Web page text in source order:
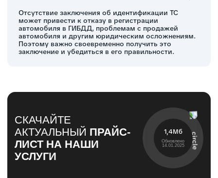
Отсутствие заключения об идентификации ТС
может привести к отказу в регистрации
автомобиля в ГИБДД, проблемам с продажей
автомобиля и другим юридическим осложнениям.
Поэтому важно своевременно получить это
заключение и убедиться в его правильности.
СКАЧАЙТЕ
АКТУАЛЬНЫЙ ПРАЙС-
ЛИСТ НА НАШИ
УСЛУГИ
1,4Мб
Обновлено
14.01.2025